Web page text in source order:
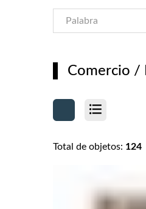
Comercio /
Total de objetos: 124